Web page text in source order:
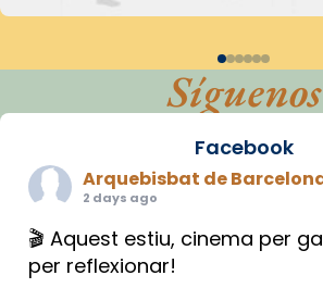
Síguenos
Facebook
Arquebisbat de
2 days ago
🎬 Aquest estiu, cinema per
per reflexionar!